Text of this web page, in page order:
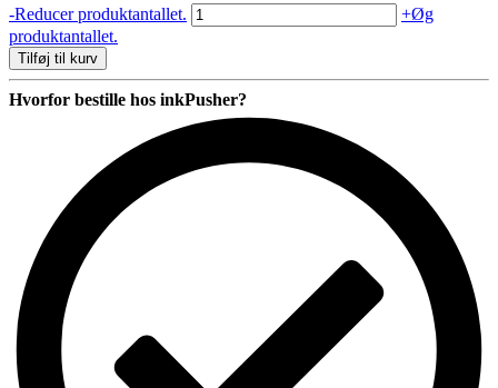
-Reducer produktantallet. DYMO
40918
komp.
antal
+Øg
produktantallet.
Tilføj til kurv
Hvorfor bestille hos inkPusher?